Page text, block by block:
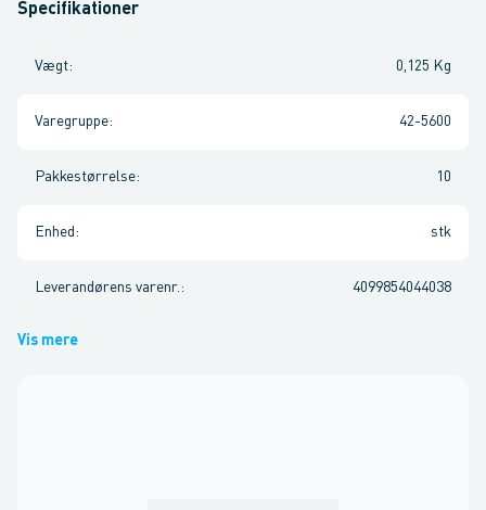
Specifikationer
Vægt: 0,125 Kg
Varegruppe: 42-5600
Pakkestørrelse: 10
Enhed : stk
Leverandørens varenr. : 4099854044038
Vis mere